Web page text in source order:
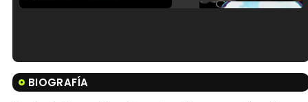
Tráiler en español de 'La isla olvidada'
BIOGRAFÍA